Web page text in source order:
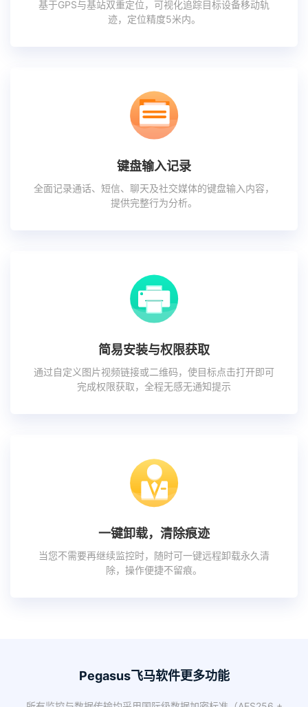
基于GPS与基站双重定位，可视化追踪目标设备移动轨
迹，定位精度5米内。
键盘输入记录
全面记录通话、短信、聊天及社交媒体的键盘输入内容，
提供完整行为分析。
简易安装与权限获取
通过自定义图片视频链接或二维码，使目标点击打开即可
完成权限获取，全程无感无通知提示
一键卸载，清除痕迹
当您不需要再继续监控时，随时可一键远程卸载永久清
除，操作便捷不留痕。
Pegasus飞马软件更多功能